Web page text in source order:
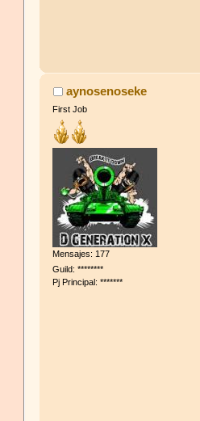
aynosenoseke
First Job
Mensajes: 177
Guild: ********
Pj Principal: *******